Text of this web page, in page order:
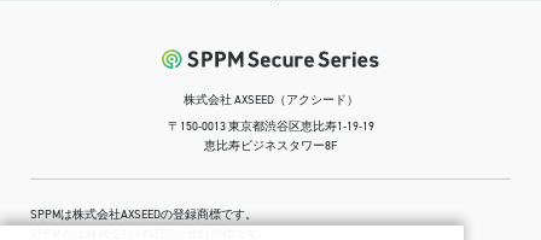
株式会社 AXSEED（アクシード）
〒150-0013 東京都渋谷区恵比寿1-19-19
恵比寿ビジネスタワー8F
SPPMは株式会社AXSEEDの登録商標です。